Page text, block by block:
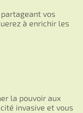
vos
à enrichir les
la pouvoir aux
invasive et vous